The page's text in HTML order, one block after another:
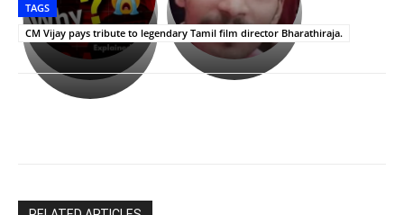
లేకుండా
అసంపూర్ణం
ఇండియా
స్టార్
హీరోయిన్‏గా
శ్రీనిధి
రివెంజ్
తీర్చుకున్న
ఉపాసన..
పాపం
రామ్
TAGS
CM Vijay pays tribute to legendary Tamil film director Bharathiraja.